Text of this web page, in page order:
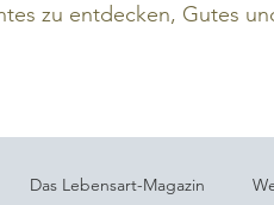
zu entdecken, Gutes
Das Lebensart-Magazin